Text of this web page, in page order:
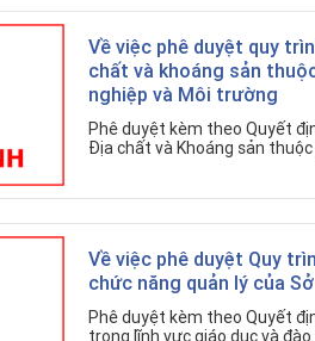
Về việc phê duyệt quy
chất và khoáng sản
nghiệp và Môi trường
Phê duyệt kèm theo Quyết
Địa chất và Khoáng sản thuộc
Về việc phê duyệt Quy
chức năng quản lý của
Phê duyệt kèm theo Quyết
trong lĩnh vực giáo dục và